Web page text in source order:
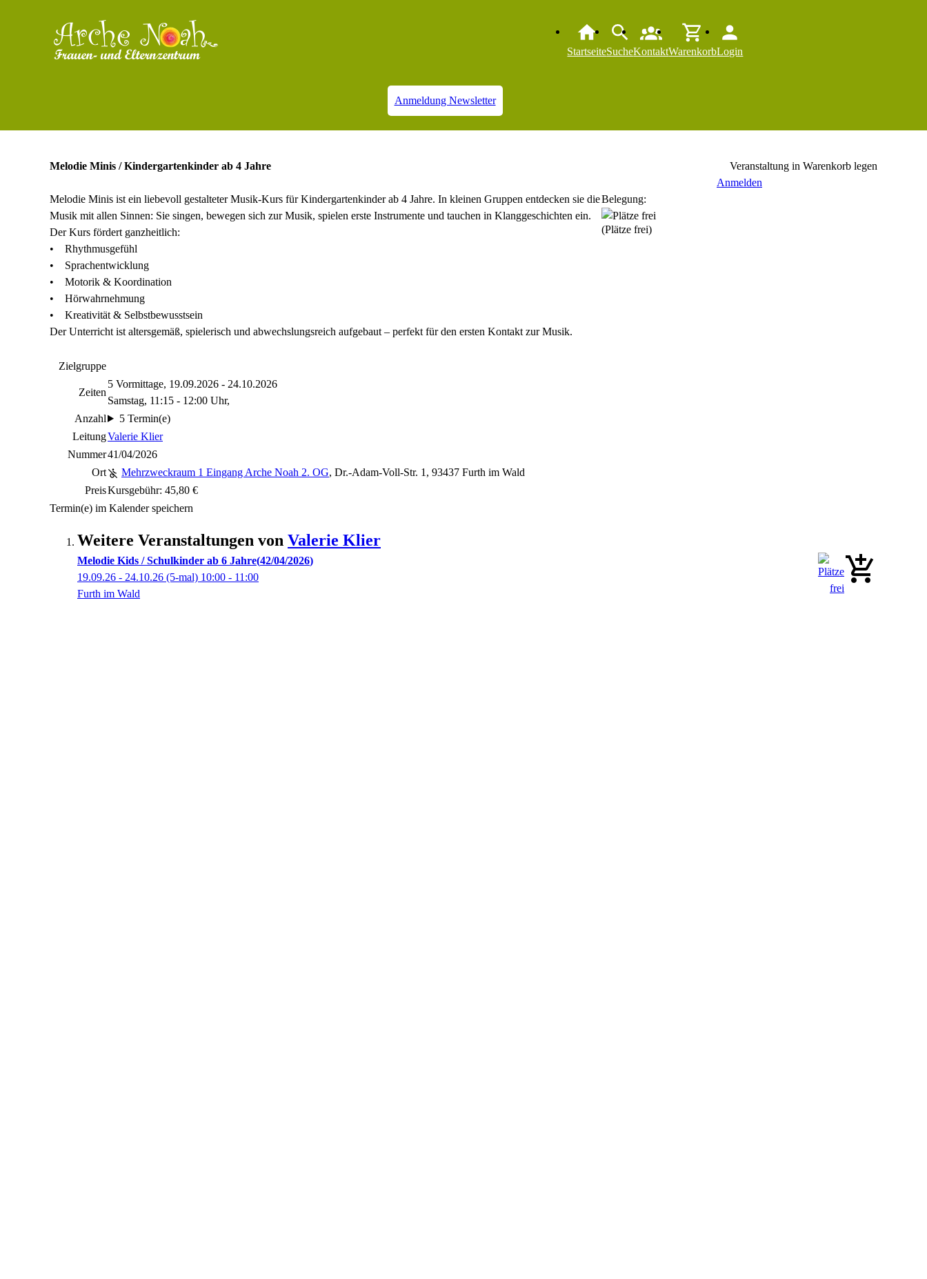
StartseiteSucheKontaktWarenkorbLogin
Anmeldung Newsletter
Melodie Minis / Kindergartenkinder ab 4 Jahre
Melodie Minis ist ein liebevoll gestalteter Musik-Kurs für Kindergartenkinder ab 4 Jahre. In kleinen Gruppen entdecken sie die
Musik mit allen Sinnen: Sie singen, bewegen sich zur Musik, spielen erste Instrumente und tauchen in Klanggeschichten ein.
Der Kurs fördert ganzheitlich:
• Rhythmusgefühl
• Sprachentwicklung
• Motorik & Koordination
• Hörwahrnehmung
• Kreativität & Selbstbewusstsein
Der Unterricht ist altersgemäß, spielerisch und abwechslungsreich aufgebaut – perfekt für den ersten Kontakt zur Musik.
Zielgruppe
Zeiten
5 Vormittage, 19.09.2026 - 24.10.2026
Samstag, 11:15 - 12:00 Uhr,
Anzahl
5 Termin(e)
LeitungValerie Klier
Nummer41/04/2026
Ort
Mehrzweckraum 1 Eingang Arche Noah 2. OG, Dr.-Adam-Voll-Str. 1, 93437 Furth im Wald
PreisKursgebühr: 45,80 €
Veranstaltung in Warenkorb legen
Anmelden
Belegung:
(Plätze frei)
Termin(e) im Kalender speichern
Weitere Veranstaltungen von Valerie Klier
Melodie Kids / Schulkinder ab 6 Jahre 42/04/2026
19.09.26 - 24.10.26 (5-mal) 10:00 - 11:00
Furth im Wald